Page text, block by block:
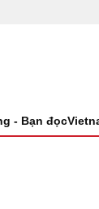
- Bạn đọc